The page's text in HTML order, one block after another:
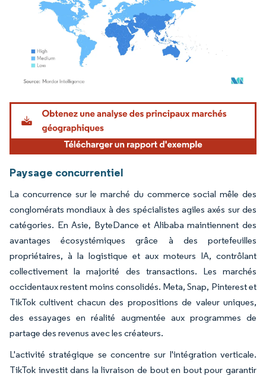
Image © Mordor Intelligence. La réutilisation nécessite une attribution sous CC BY
Paysage concurrentiel
La concurrence sur le marché du commerce social mêle des
conglomérats mondiaux à des spécialistes agiles axés sur des
catégories. En Asie, ByteDance et Alibaba maintiennent des
avantages écosystémiques grâce à des portefeuilles
propriétaires, à la logistique et aux moteurs IA, contrôlant
collectivement la majorité des transactions. Les marchés
occidentaux restent moins consolidés. Meta, Snap, Pinterest et
TikTok cultivent chacun des propositions de valeur uniques,
des essayages en réalité augmentée aux programmes de
partage des revenus avec les créateurs.
L'activité stratégique se concentre sur l'intégration verticale.
TikTok investit dans la livraison de bout en bout pour garantir